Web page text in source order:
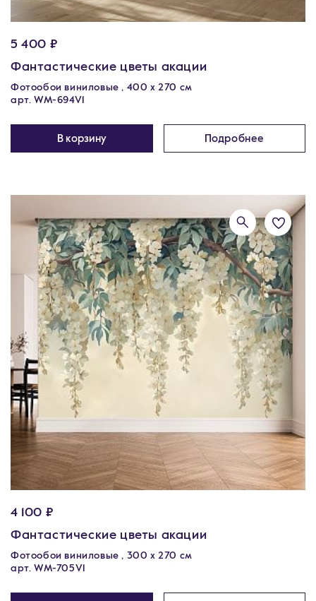
5 400 ₽
Фантастические цветы акации
Фотообои виниловые , 400 х 270 см
арт. WM-694V1
В корзину Подробнее
4 100 ₽
Фантастические цветы акации
Фотообои виниловые , 300 х 270 см
арт. WM-705V1